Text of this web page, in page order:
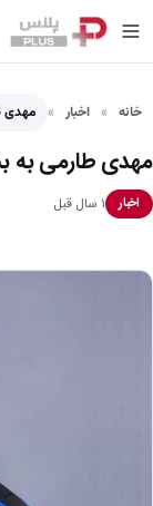
خانه اخبار مهدی
مهدی طارمی به
اخبار ۱ سال قبل